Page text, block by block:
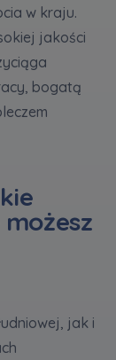
w kraju.
jakości
bogatą
jak i
znacznego